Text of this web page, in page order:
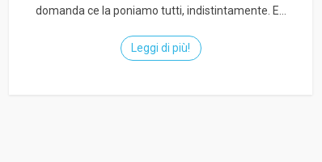
domanda ce la poniamo tutti, indistintamente. E...
Leggi di più!